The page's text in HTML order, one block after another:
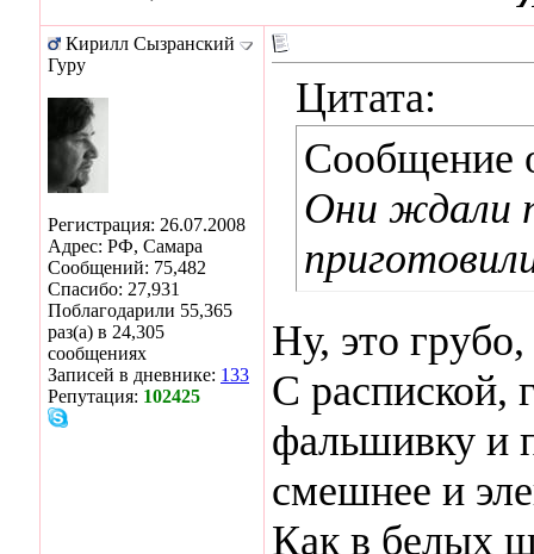
Кирилл Сызранский
Гуру
Регистрация: 26.07.2008
Адрес: РФ, Самара
Сообщений: 75,482
Спасибо: 27,931
Поблагодарили 55,365
раз(а) в 24,305
сообщениях
Записей в дневнике: 133
Репутация: 102425
Цитата:
Сообщение
Они ждали
Ну, это
С распиской,
фальшивку и
смешнее и
Как в белых